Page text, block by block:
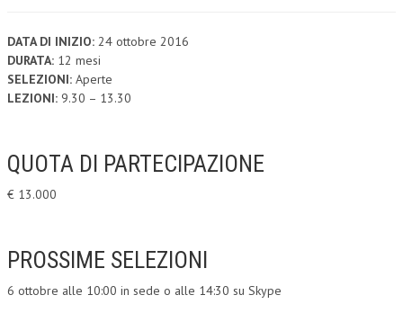
DATA DI INIZIO: 24 ottobre 2016
DURATA: 12 mesi
SELEZIONI: Aperte
LEZIONI: 9.30 – 13.30
QUOTA DI PARTECIPAZIONE
€ 13.000
PROSSIME SELEZIONI
6 ottobre alle 10:00 in sede o alle 14:30 su Skype